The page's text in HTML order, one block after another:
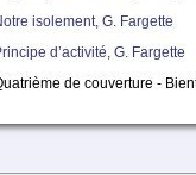
isolement, G. Fargette
d’activité, G. Fargette
de couverture -